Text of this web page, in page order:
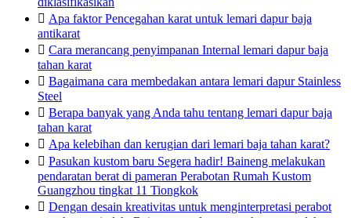
 Apa faktor Pencegahan karat untuk lemari dapur baja
antikarat
 Cara merancang penyimpanan Internal lemari dapur baja
tahan karat
 Bagaimana cara membedakan antara lemari dapur Stainless
Steel
 Berapa banyak yang Anda tahu tentang lemari dapur baja
tahan karat
 Apa kelebihan dan kerugian dari lemari baja tahan karat?
 Pasukan kustom baru Segera hadir! Baineng melakukan
pendaratan berat di pameran Perabotan Rumah Kustom
Guangzhou tingkat 11 Tiongkok
 Dengan desain kreativitas untuk menginterpretasi perabot